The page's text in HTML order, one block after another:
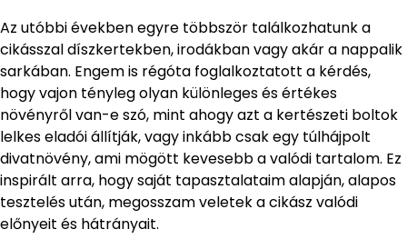
Az utóbbi években egyre többször találkozhatunk a
cikásszal díszkertekben, irodákban vagy akár a nappalik
sarkában. Engem is régóta foglalkoztatott a kérdés,
hogy vajon tényleg olyan különleges és értékes
növényről van-e szó, mint ahogy azt a kertészeti boltok
lelkes eladói állítják, vagy inkább csak egy túlhájpolt
divatnövény, ami mögött kevesebb a valódi tartalom. Ez
inspirált arra, hogy saját tapasztalataim alapján, alapos
tesztelés után, megosszam veletek a cikász valódi
előnyeit és hátrányait.